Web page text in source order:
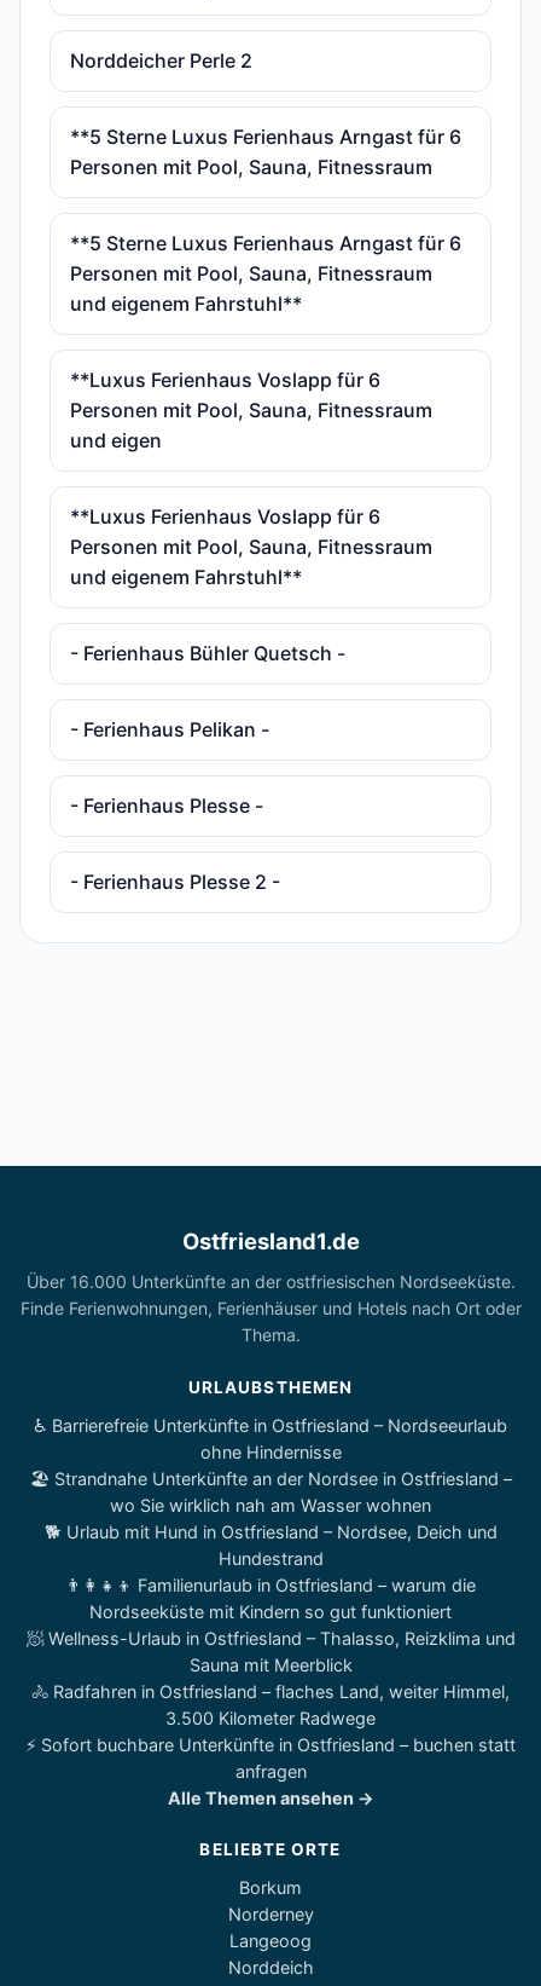
Norddeicher Perle 2
**5 Sterne Luxus Ferienhaus Arngast für 6
Personen mit Pool, Sauna, Fitnessraum
**5 Sterne Luxus Ferienhaus Arngast für 6
Personen mit Pool, Sauna, Fitnessraum
und eigenem Fahrstuhl**
**Luxus Ferienhaus Voslapp für 6
Personen mit Pool, Sauna, Fitnessraum
und eigen
**Luxus Ferienhaus Voslapp für 6
Personen mit Pool, Sauna, Fitnessraum
und eigenem Fahrstuhl**
- Ferienhaus Bühler Quetsch -
- Ferienhaus Pelikan -
- Ferienhaus Plesse -
- Ferienhaus Plesse 2 -
Ostfriesland1.de
Über 16.000 Unterkünfte an der ostfriesischen Nordseeküste.
Finde Ferienwohnungen, Ferienhäuser und Hotels nach Ort oder
Thema.
URLAUBSTHEMEN
♿ Barrierefreie Unterkünfte in Ostfriesland – Nordseeurlaub
ohne Hindernisse
🏖️ Strandnahe Unterkünfte an der Nordsee in Ostfriesland –
wo Sie wirklich nah am Wasser wohnen
🐕 Urlaub mit Hund in Ostfriesland – Nordsee, Deich und
Hundestrand
👨‍👩‍👧‍👦 Familienurlaub in Ostfriesland – warum die
Nordseeküste mit Kindern so gut funktioniert
🧖 Wellness-Urlaub in Ostfriesland – Thalasso, Reizklima und
Sauna mit Meerblick
🚴 Radfahren in Ostfriesland – flaches Land, weiter Himmel,
3.500 Kilometer Radwege
⚡ Sofort buchbare Unterkünfte in Ostfriesland – buchen statt
anfragen
Alle Themen ansehen →
BELIEBTE ORTE
Borkum
Norderney
Langeoog
Norddeich